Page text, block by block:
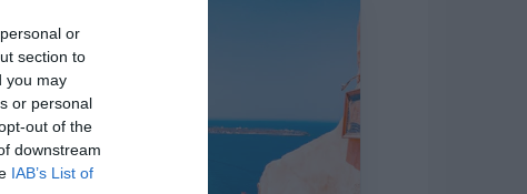
or
section to
you may
or personal
out of the
downstream
IAB’s List of